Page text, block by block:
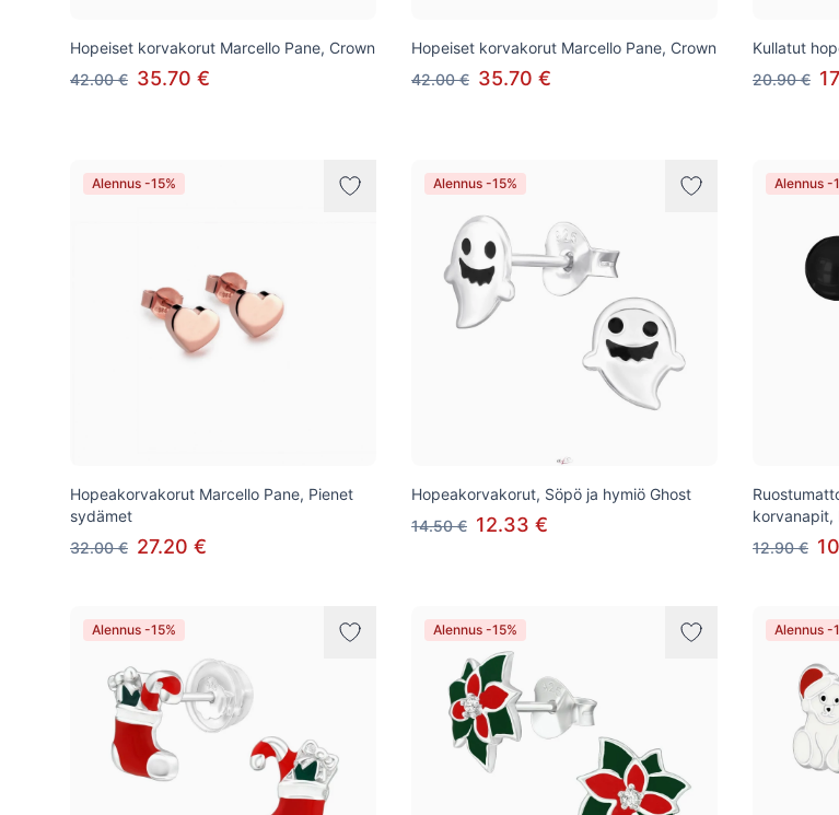
Hopeiset korvakorut Marcello Pane, Crown
42.00 € 35.70 €
Hopeiset korvakorut Marcello Pane, Crown
42.00 € 35.70 €
Kullatut
20.90 €
Alennus -15%
Hopeakorvakorut Marcello Pane, Pienet
sydämet
32.00 € 27.20 €
Alennus -15%
Hopeakorvakorut, Söpö ja hymiö Ghost
14.50 € 12.33 €
Alennus -
korvanapit,
12.90 €
Alennus -15% Alennus -15% Alennus -